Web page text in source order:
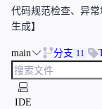
代码规范检查、异
生成】
main 分支 11
IDE